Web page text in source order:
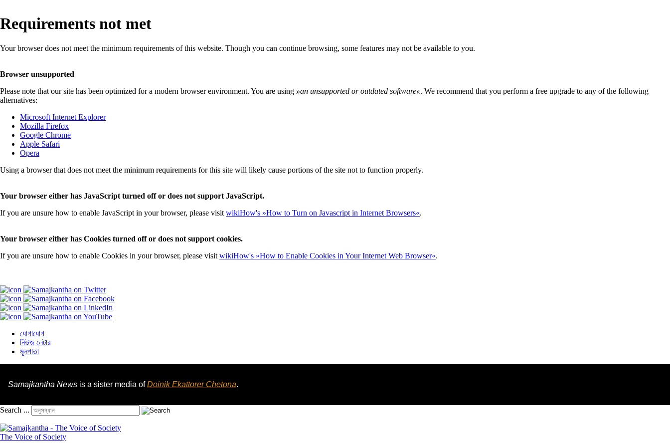
Requirements not met
Your browser does not meet the minimum requirements of this website. Though you can continue browsing, some features may not be available to you.
Browser unsupported
Please note that our site has been optimized for a modern browser environment. You are using »an unsupported or outdated software«. We recommend that you perform a free upgrade to any of the following
alternatives:
Microsoft Internet Explorer
Mozilla Firefox
Google Chrome
Apple Safari
Opera
Using a browser that does not meet the minimum requirements for this site will likely cause portions of the site not to function properly.
Your browser either has JavaScript turned off or does not support JavaScript.
If you are unsure how to enable JavaScript in your browser, please visit wikiHow's »How to Turn on Javascript in Internet Browsers«.
Your browser either has Cookies turned off or does not support cookies.
If you are unsure how to enable Cookies in your browser, please visit wikiHow's »How to Enable Cookies in Your Internet Web Browser«.
যোগাযোগ
নিউজ লেটার
মূলপাতা
Samajkantha News is a sister media ofDoinik Ekattorer Chetona.
Search ...
The Voice of Society